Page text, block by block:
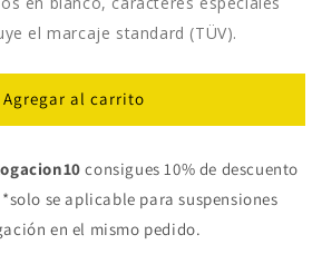
el marcaje standard (TÜV).
Agregar al carrito
consigues 10% de descuento
se aplicable para suspensiones
en el mismo pedido.